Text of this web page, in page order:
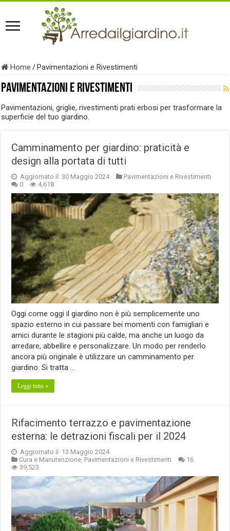
Home /Pavimentazioni e Rivestimenti
Pavimentazioni e Rivestimenti
Pavimentazioni, griglie, rivestimenti prati erbosi per trasformare la
superficie del tuo giardino.
Camminamento per giardino: praticità e
design alla portata di tutti
Aggiornato il: 30 Maggio 2024
Pavimentazioni e Rivestimenti
0
4,618
Oggi come oggi il giardino non è più semplicemente uno
spazio esterno in cui passare bei momenti con famigliari e
amici durante le stagioni più calde, ma anche un luogo da
arredare, abbellire e personalizzare. Un modo per renderlo
ancora più originale è utilizzare un camminamento per
giardino. Si tratta …
Leggi tutto »
Rifacimento terrazzo e pavimentazione
esterna: le detrazioni fiscali per il 2024
Aggiornato il: 13 Maggio 2024
Cura e Manutenzione, Pavimentazioni e Rivestimenti
16
39,523